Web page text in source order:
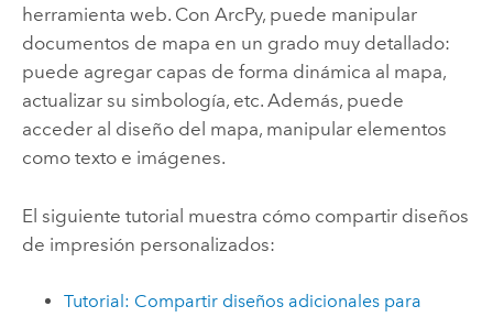
herramienta web. Con ArcPy, puede manipular
documentos de mapa en un grado muy detallado:
puede agregar capas de forma dinámica al mapa,
actualizar su simbología, etc. Además, puede
acceder al diseño del mapa, manipular elementos
como texto e imágenes.
El siguiente tutorial muestra cómo compartir diseños
de impresión personalizados:
Tutorial: Compartir diseños adicionales para